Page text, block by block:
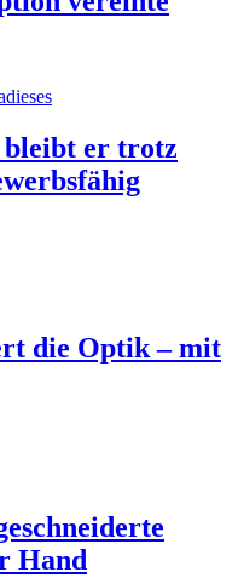
bleibt er trotz
die Optik – mit
Hand